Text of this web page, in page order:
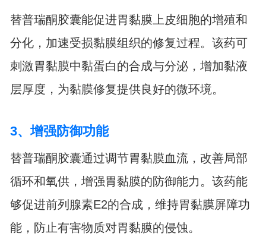
替普瑞酮胶囊能促进胃黏膜上皮细胞的增殖和
分化，加速受损黏膜组织的修复过程。该药可
刺激胃黏膜中黏蛋白的合成与分泌，增加黏液
层厚度，为黏膜修复提供良好的微环境。
3、增强防御功能
替普瑞酮胶囊通过调节胃黏膜血流，改善局部
循环和氧供，增强胃黏膜的防御能力。该药能
够促进前列腺素E2的合成，维持胃黏膜屏障功
能，防止有害物质对胃黏膜的侵蚀。